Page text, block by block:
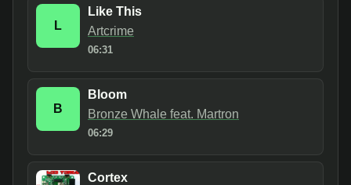
L
Like This
Artcrime
06:31
B
Bloom
Bronze Whale feat. Martron
06:29
Cortex